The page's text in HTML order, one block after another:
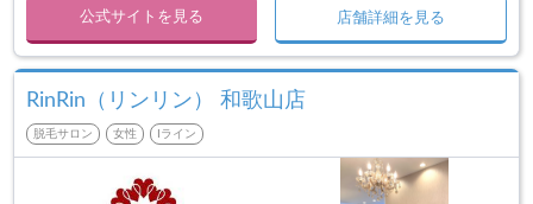
公式サイトを見る 店舗詳細を見る
RinRin（リンリン） 和歌山店
脱毛サロン 女性 Iライン